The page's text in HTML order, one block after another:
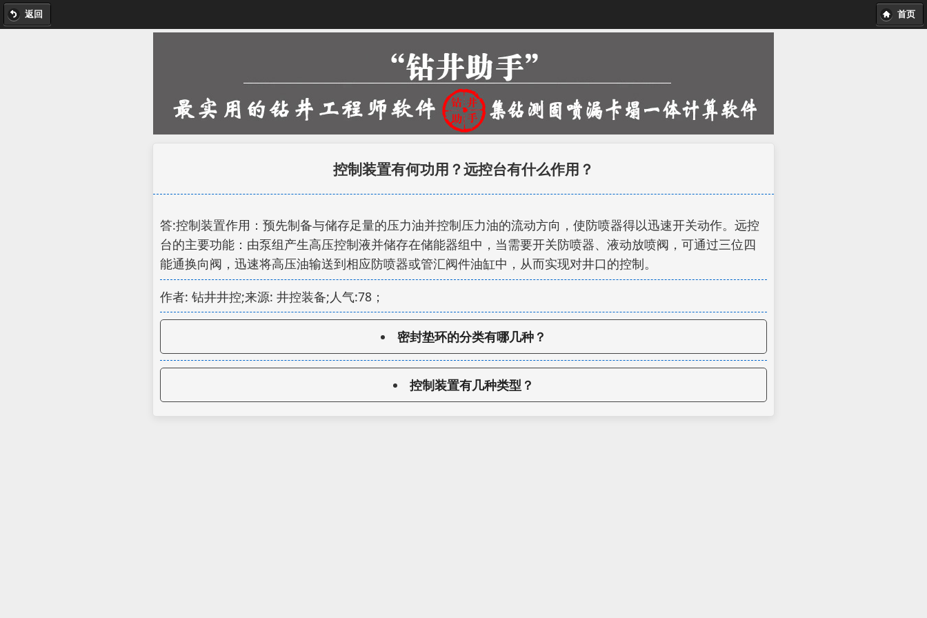
返回 首页
控制装置有何功用？远控台有什么作用？
答:控制装置作用：预先制备与储存足量的压力油并控制压力油的流动方向，使防喷器得以迅速开关动作。远控
台的主要功能：由泵组产生高压控制液并储存在储能器组中，当需要开关防喷器、液动放喷阀，可通过三位四
能通换向阀，迅速将高压油输送到相应防喷器或管汇阀件油缸中，从而实现对井口的控制。
作者: 钻井井控;来源: 井控装备;人气:78；
密封垫环的分类有哪几种？
控制装置有几种类型？